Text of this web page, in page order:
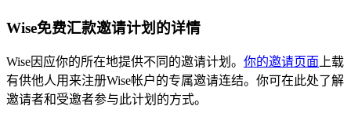
Wise免费汇款邀请计划的详情
Wise因应你的所在地提供不同的邀请计划。 你的邀请页面上载
有供他人用来注册Wise帐户的专属邀请连结。你可在此处了解
邀请者和受邀者参与此计划的方式。